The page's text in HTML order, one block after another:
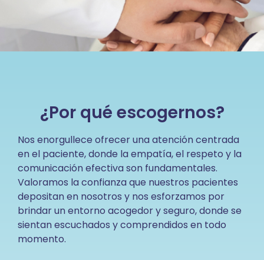
¿Por qué escogernos?
Nos enorgullece ofrecer una atención centrada
en el paciente, donde la empatía, el respeto y la
comunicación efectiva son fundamentales.
Valoramos la confianza que nuestros pacientes
depositan en nosotros y nos esforzamos por
brindar un entorno acogedor y seguro, donde se
sientan escuchados y comprendidos en todo
momento.